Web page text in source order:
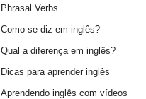
Phrasal Verbs
Como se diz em inglês?
Qual a diferença em inglês?
Dicas para aprender inglês
Aprendendo inglês com vídeos